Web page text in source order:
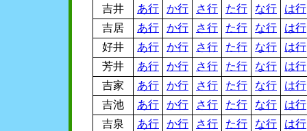
吉井
あ行 か行 さ行 た行 な行
は行
吉居
あ行 か行 さ行 た行 な行
は行
好井
あ行 か行 さ行 た行 な行
は行
芳井
あ行 か行 さ行 た行 な行
は行
吉家
あ行 か行 さ行 た行 な行
は行
吉池
あ行 か行 さ行 た行 な行
は行
吉泉
あ行 か行 さ行 た行 な行
は行